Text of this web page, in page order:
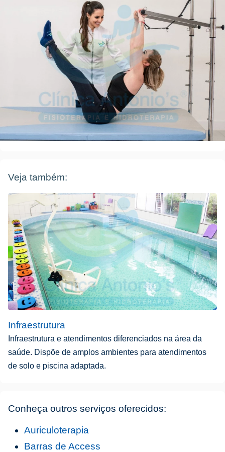
Veja também:
Infraestrutura
Infraestrutura e atendimentos diferenciados na área da
saúde. Dispõe de amplos ambientes para atendimentos
de solo e piscina adaptada.
Conheça outros serviços oferecidos:
Auriculoterapia
Barras de Access